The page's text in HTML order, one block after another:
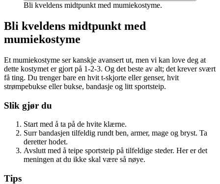
Bli kveldens midtpunkt med mumiekostyme.
Bli kveldens midtpunkt med
mumiekostyme
Et mumiekostyme ser kanskje avansert ut, men vi kan love deg at
dette kostymet er gjort på 1-2-3. Og det beste av alt; det krever svært
få ting. Du trenger bare en hvit t-skjorte eller genser, hvit
strømpebukse eller bukse, bandasje og litt sportsteip.
Slik gjør du
Start med å ta på de hvite klærne.
Surr bandasjen tilfeldig rundt ben, armer, mage og bryst. Ta
deretter hodet.
Avslutt med å teipe sportsteip på tilfeldige steder. Her er det
meningen at du ikke skal være så nøye.
Tips